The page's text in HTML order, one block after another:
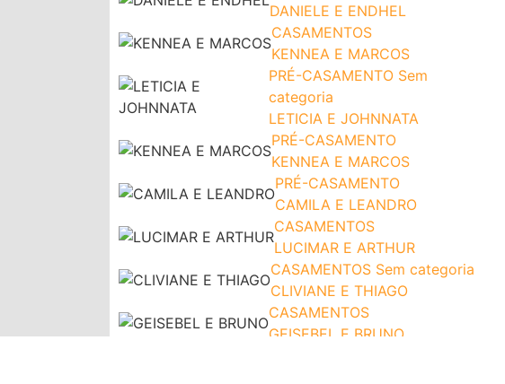
DANIELE E ENDHEL
CASAMENTOS
KENNEA E MARCOS
PRÉ-CASAMENTO Sem
categoria
LETICIA E JOHNNATA
PRÉ-CASAMENTO
KENNEA E MARCOS
PRÉ-CASAMENTO
CAMILA E LEANDRO
CASAMENTOS
LUCIMAR E ARTHUR
CASAMENTOS Sem categoria
CLIVIANE E THIAGO
CASAMENTOS
GEISEBEL E BRUNO